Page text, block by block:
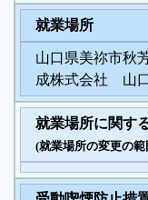
就業場所
山口県美祢市秋
成株式会社 山
就業場所に関す
(就業場所の変更の範